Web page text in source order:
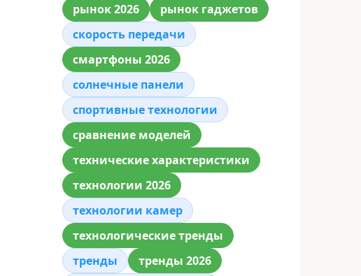
рынок 2026
рынок гаджетов
скорость передачи
смартфоны 2026
солнечные панели
спортивные технологии
сравнение моделей
технические характеристики
технологии 2026
технологии камер
технологические тренды
тренды
тренды 2026